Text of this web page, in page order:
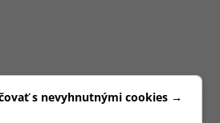
s nevyhnutnými cookies →